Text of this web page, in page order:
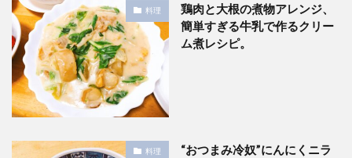
料理
鶏肉と大根の煮物アレンジ、
簡単すぎる牛乳で作るクリー
ム煮レシピ。
料理
“おつまみ冷奴”にんにくニラ